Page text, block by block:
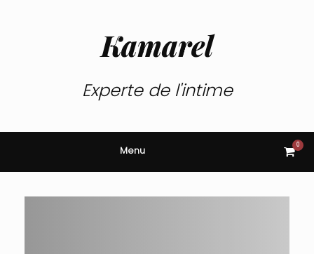
Kamarel
Experte de l'intime
Menu View
cart
0